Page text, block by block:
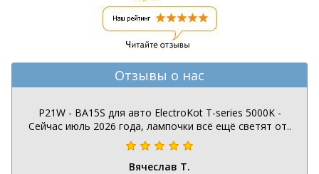
Отзывы о нас
P21W - BA15S для авто ElectroKot T-series 5000K -
Сейчас июль 2026 года, лампочки всё ещё светят от..
Вячеслав Т.